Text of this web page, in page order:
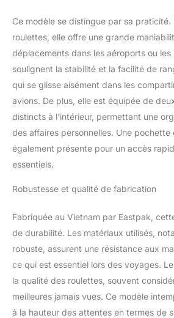
Ce modèle se distingue par sa
roulettes, elle offre une grande
déplacements dans les aéroports ou
soulignent la stabilité et la facilité de
qui se glisse aisément dans les
avions. De plus, elle est équipée de
distincts à l’intérieur, permettant une
des affaires personnelles. Une pochette
également présente pour un accès
essentiels.
Robustesse et qualité de fabrication
Fabriquée au Vietnam par Eastpak,
de durabilité. Les matériaux utilisés,
robuste, assurent une résistance aux
ce qui est essentiel lors des voyages.
la qualité des roulettes, souvent
meilleures jamais vues. Ce modèle
à la hauteur des attentes en termes de